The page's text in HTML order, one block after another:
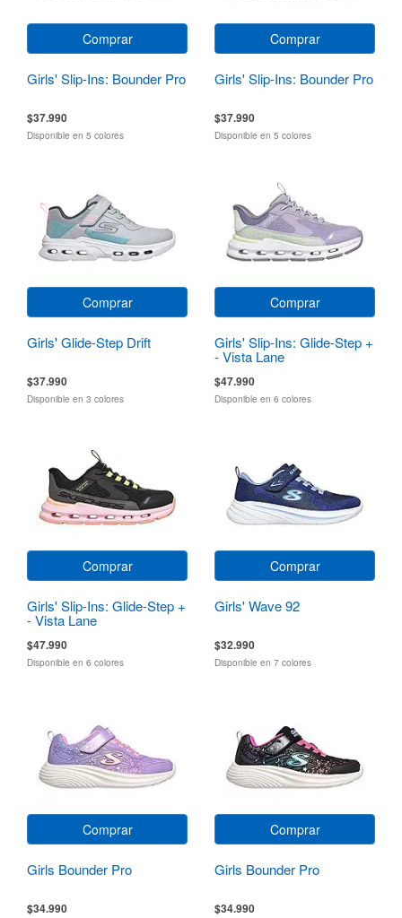
Comprar
Girls' Slip-Ins: Bounder Pro
$37.990
Disponible en 5 colores
Comprar
Girls' Slip-Ins: Bounder Pro
$37.990
Disponible en 5 colores
Comprar
Girls' Glide-Step Drift
$37.990
Disponible en 3 colores
Comprar
Girls' Slip-Ins: Glide-Step +
- Vista Lane
$47.990
Disponible en 6 colores
Comprar
Girls' Slip-Ins: Glide-Step +
- Vista Lane
$47.990
Disponible en 6 colores
Comprar
Girls' Wave 92
$32.990
Disponible en 7 colores
Comprar
Girls Bounder Pro
$34.990
Comprar
Girls Bounder Pro
$34.990